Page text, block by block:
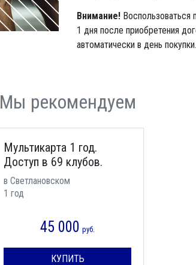
Внимание!Воспользоваться
1 дня после приобретения
автоматически в день покупки.
Мы рекомендуем
Мультикарта 1 год.
Доступ в 69 клубов.
в Светлановском
1 год
45 000 руб.
КУПИТЬ